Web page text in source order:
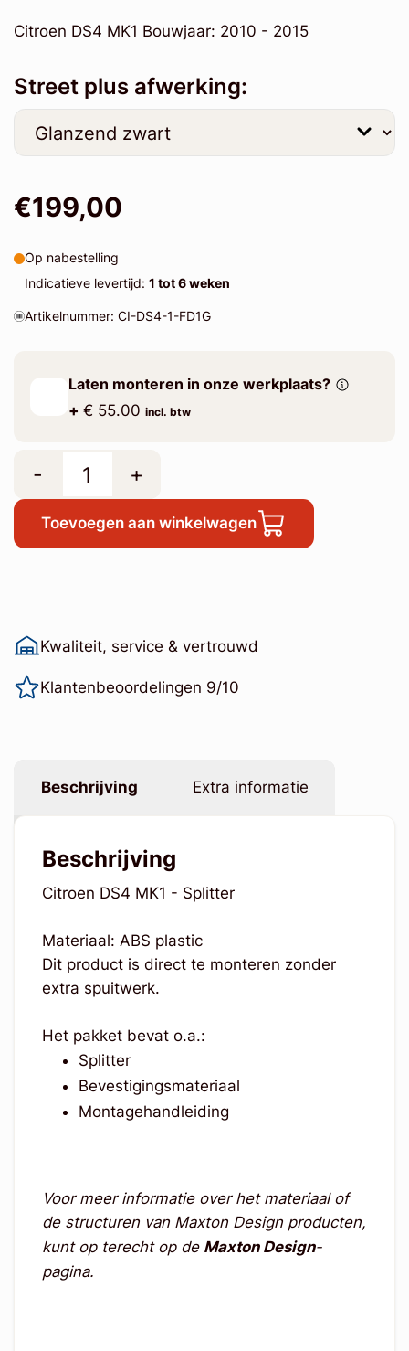
Citroen DS4 MK1 Bouwjaar: 2010 - 2015
Street plus afwerking:
€199,00
Op nabestelling
Indicatieve levertijd: 1 tot 6 weken
Artikelnummer: CI-DS4-1-FD1G
Laten monteren in onze werkplaats?
+ € 55.00 incl. btw
- +
Toevoegen aan winkelwagen
Kwaliteit, service & vertrouwd
Klantenbeoordelingen 9/10
Beschrijving Extra informatie
Beschrijving
Citroen DS4 MK1 - Splitter
Materiaal: ABS plastic
Dit product is direct te monteren zonder
extra spuitwerk.
Het pakket bevat o.a.:
Splitter
Bevestigingsmateriaal
Montagehandleiding
Voor meer informatie over het materiaal of
de structuren van Maxton Design producten,
kunt op terecht op de Maxton Design-
pagina.